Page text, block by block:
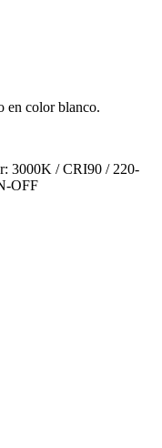
en color blanco.
3000K / CRI90 / 220-
OFF